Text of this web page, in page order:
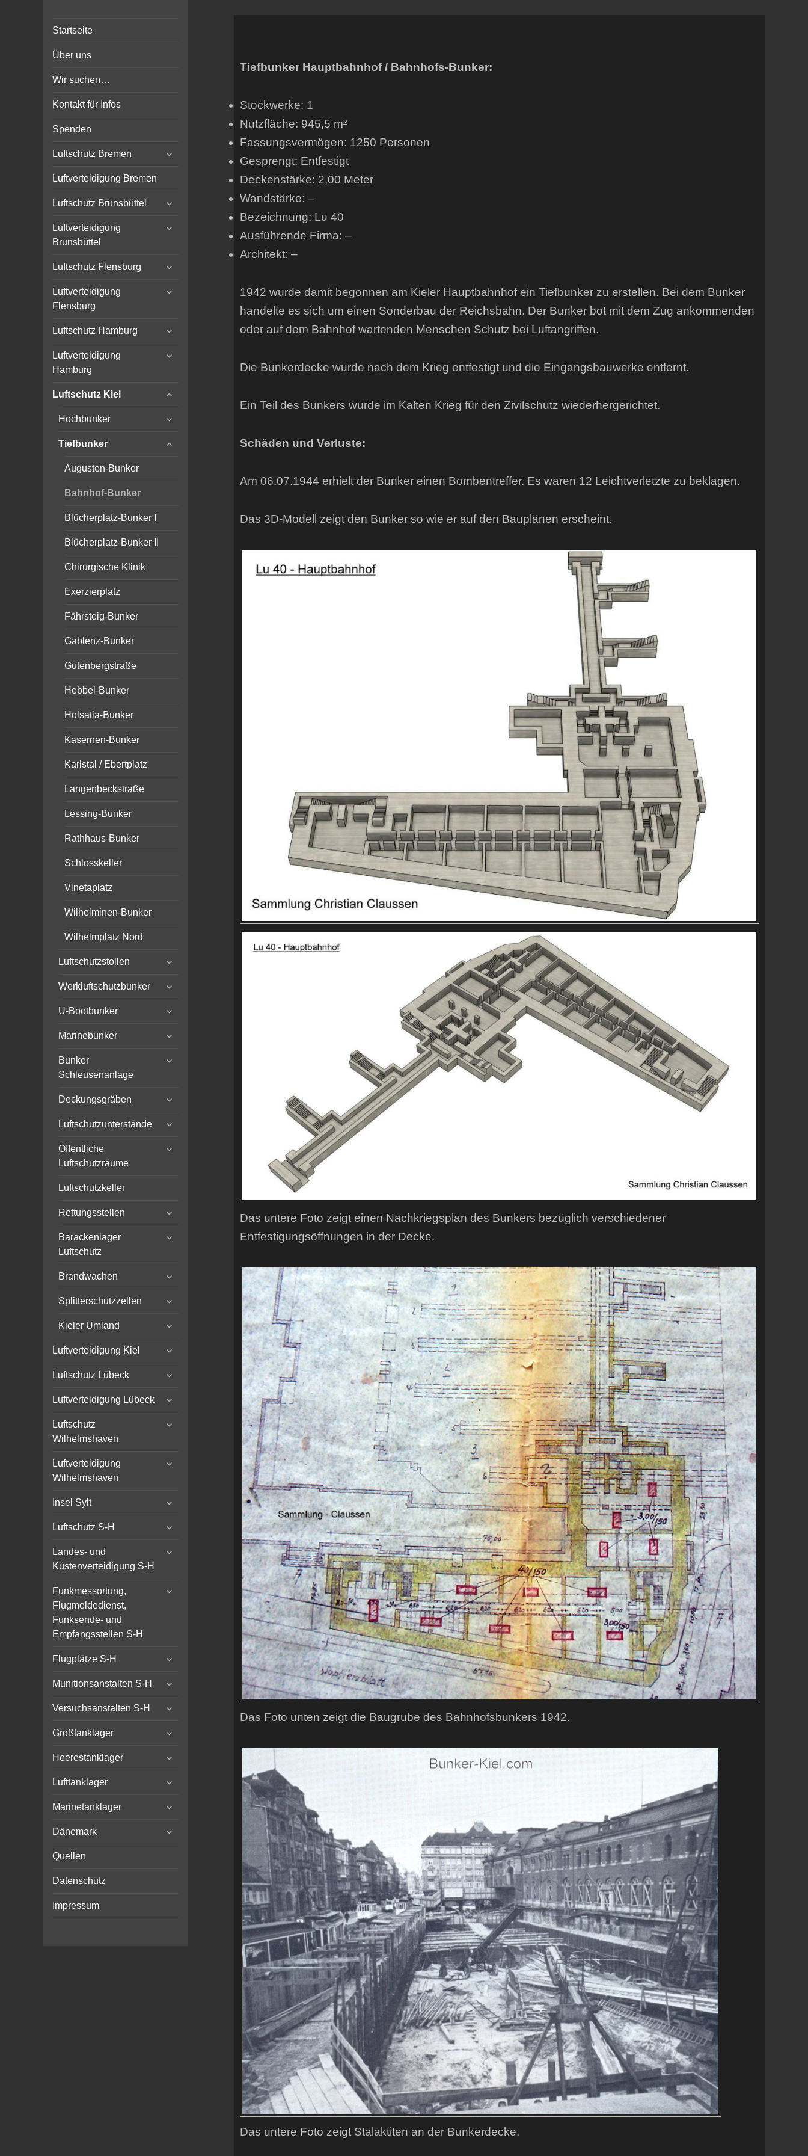
Bunker-Kiel.com
Wilhelmshaven Flensburg
Rendsburg Luftschutz Stollen
Startseite
Über uns
Wir suchen…
Kontakt für Infos
Spenden
Luftschutz Bremen
expand
Luftverteidigung Bremen
Luftschutz Brunsbüttel
expand
menu
Luftverteidigung
Brunsbüttel
expand
Luftschutz Flensburg
expand
menu
Luftverteidigung
Flensburg
expand
Luftschutz Hamburg
expand
menu
Luftverteidigung
Hamburg
expand
Luftschutz Kiel
expand
menu
Hochbunker
expand
menu
Tiefbunker
expand
Augusten-Bunker
Bahnhof-Bunker
Blücherplatz-Bunker I
Blücherplatz-Bunker II
Chirurgische Klinik
Exerzierplatz
Fährsteig-Bunker
Gablenz-Bunker
Gutenbergstraße
Hebbel-Bunker
Holsatia-Bunker
Kasernen-Bunker
Karlstal / Ebertplatz
Langenbeckstraße
Lessing-Bunker
Rathhaus-Bunker
Schlosskeller
Vinetaplatz
Wilhelminen-Bunker
Wilhelmplatz Nord
Luftschutzstollen
expand
menu
Werkluftschutzbunker
expand
menu
U-Bootbunker
expand
menu
Marinebunker
expand
menu
Bunker
Schleusenanlage
expand
Deckungsgräben
expand
menu
Luftschutzunterstände
expand
menu
Öffentliche
Luftschutzräume
expand
Luftschutzkeller
Rettungsstellen
expand
menu
Barackenlager
Luftschutz
expand
Brandwachen
expand
menu
Splitterschutzzellen
expand
menu
Kieler Umland
expand
menu
Luftverteidigung Kiel
expand
menu
Luftschutz Lübeck
expand
menu
Luftverteidigung Lübeck
expand
menu
Luftschutz
Wilhelmshaven
expand
Luftverteidigung
Wilhelmshaven
expand
Insel Sylt
expand
menu
Luftschutz S-H
expand
menu
Landes- und
Küstenverteidigung S-H
expand
Funkmessortung,
Flugmeldedienst,
Funksende- und
Empfangsstellen S-H
expand
Flugplätze S-H
expand
menu
Munitionsanstalten S-H
expand
menu
Versuchsanstalten S-H
expand
menu
Großtanklager
expand
menu
Heerestanklager
expand
menu
Lufttanklager
expand
menu
Marinetanklager
expand
menu
Dänemark
expand
Quellen
Datenschutz
Impressum
Tiefbunker Hauptbahnhof / Bahnhofs-Bunker:
Stockwerke: 1
Nutzfläche: 945,5 m²
Fassungsvermögen: 1250 Personen
Gesprengt: Entfestigt
Deckenstärke: 2,00 Meter
Wandstärke: –
Bezeichnung: Lu 40
Ausführende Firma: –
Architekt: –
1942 wurde damit begonnen am Kieler Hauptbahnhof ein Tiefbunker zu erstellen. Bei dem Bunker
handelte es sich um einen Sonderbau der Reichsbahn. Der Bunker bot mit dem Zug ankommenden
oder auf dem Bahnhof wartenden Menschen Schutz bei Luftangriffen.
Die Bunkerdecke wurde nach dem Krieg entfestigt und die Eingangsbauwerke entfernt.
Ein Teil des Bunkers wurde im Kalten Krieg für den Zivilschutz wiederhergerichtet.
Schäden und Verluste:
Am 06.07.1944 erhielt der Bunker einen Bombentreffer. Es waren 12 Leichtverletzte zu beklagen.
Das 3D-Modell zeigt den Bunker so wie er auf den Bauplänen erscheint.
Das untere Foto zeigt einen Nachkriegsplan des Bunkers bezüglich verschiedener
Entfestigungsöffnungen in der Decke.
Das Foto unten zeigt die Baugrube des Bahnhofsbunkers 1942.
Das untere Foto zeigt Stalaktiten an der Bunkerdecke.